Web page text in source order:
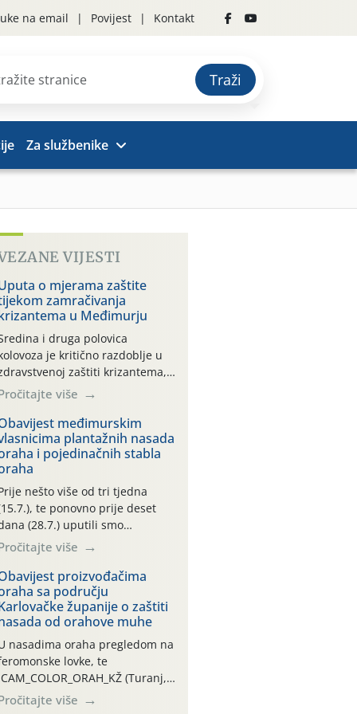
na email Povijest Kontakt
Traži
Za službenike
VIJESTI
o mjerama zaštite
zamračivanja
u Međimurju
i druga polovica
je kritično razdoblje u
zaštiti krizantema,
prije zamračivanja u proteklom
smo mjesecu tri puta upućivali
o preventivnim
zaštite krizantema od
uzročnika bolesti,
i fito-fagnih grinja (23.7.,
06.7.)! Na početku ovog
je zabilježeno je
i ekstremno vruće
razdoblje, uz
temperature […]
više
međimurskim
plantažnih nasada
i pojedinačnih stabla
nešto više od tri tjedna
te ponovno prije deset
(28.7.) uputili smo
vlasnicima plantažnih
nasada oraha i pojedinačnih
o početku leta i
potrebi usmjerenog
orahove muhe
completa)! Već
dana traje drugi
“toplinski udar”, koji
naročito izražen zadnja šest
(31.7.-05.8.), jer najviše
zraka svakodnevno
više
proizvođačima
sa području
županije o zaštiti
od orahove muhe
nasadima oraha pregledom na
lovke, te
CAM_COLOR_ORAH_KŽ (Turanj,
zabilježena je mala
više